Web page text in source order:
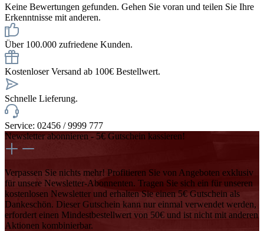
Keine Bewertungen gefunden. Gehen Sie voran und teilen Sie Ihre
Erkenntnisse mit anderen.
Über 100.000 zufriedene Kunden.
Kostenloser Versand ab 100€ Bestellwert.
Schnelle Lieferung.
Service: 02456 / 9999 777
Newsletter abonnieren - 5€ Gutschein kassieren!
Verpassen Sie nichts mehr! Profitieren Sie von Angeboten exklusiv
für unsere Newsletter-Abonnenten. Tragen Sie sich ein für unseren
kostenlosen Newsletter und erhalten Sie einen 5€ Gutschein als
Dankeschön. Dieser Gutschein kann nur einmal verwendet werden,
erfordert einen Mindestbestellwert von 50€ und ist nicht mit anderen
Aktionen kombinierbar.